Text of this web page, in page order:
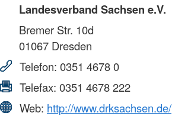
Landesverband Sachsen e.V.
Bremer Str. 10d
01067 Dresden
Telefon: 0351 4678 0
Telefax: 0351 4678 222
Web: http://www.drksachsen.de/